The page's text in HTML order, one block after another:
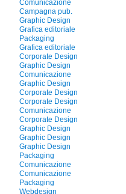
Comunicazione
Campagna pub.
Graphic Design
Grafica editoriale
Packaging
Grafica editoriale
Corporate Design
Graphic Design
Comunicazione
Graphic Design
Corporate Design
Corporate Design
Comunicazione
Corporate Design
Graphic Design
Graphic Design
Graphic Design
Packaging
Comunicazione
Comunicazione
Packaging
Webdesign